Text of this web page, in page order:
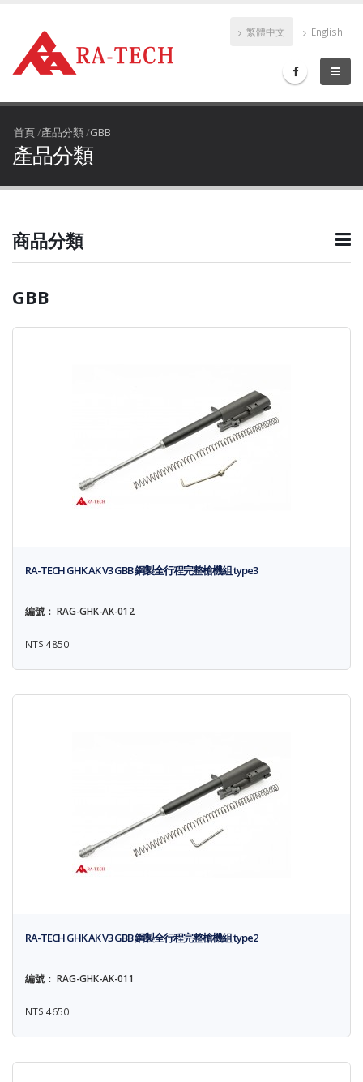
繁體中文 English
首頁/產品分類/GBB
產品分類
商品分類
GBB
RA-TECH GHK AK V3 GBB 鋼製全行程完整槍機組 type3
編號： RAG-GHK-AK-012
NT$ 4850
RA-TECH GHK AK V3 GBB 鋼製全行程完整槍機組 type2
編號： RAG-GHK-AK-011
NT$ 4650